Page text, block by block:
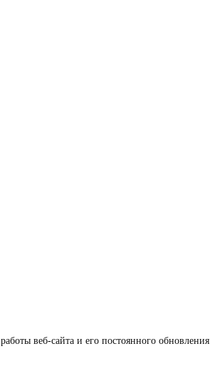
веб-сайта и его постоянного